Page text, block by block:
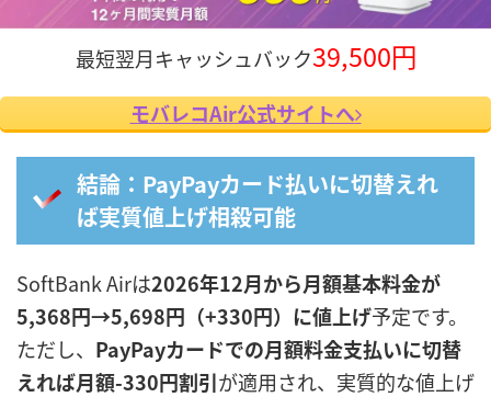
最短翌月キャッシュバック39,500円
モバレコAir公式サイトへ
結論：PayPayカード払いに切替えれ
ば実質値上げ相殺可能
SoftBank Airは2026年12月から月額基本料金が
5,368円→5,698円（+330円）に値上げ予定です。
ただし、 PayPayカードでの月額料金支払いに切替
えれば月額-330円割引が適用され、実質的な値上げ